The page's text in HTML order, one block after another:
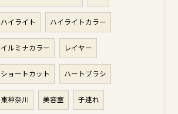
ハイライト ハイライトカラー
イルミナカラー レイヤー
ショートカット ハートブラシ
東神奈川 美容室 子連れ